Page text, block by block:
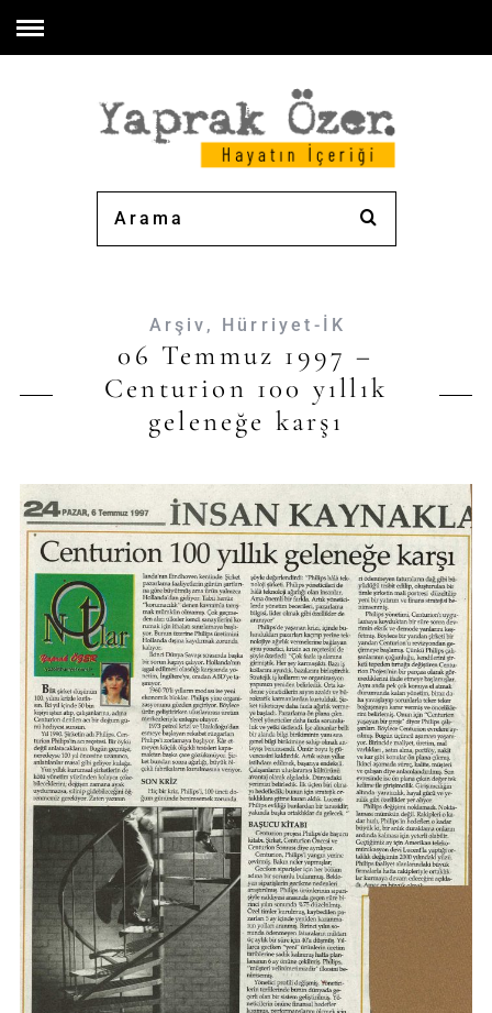
Arşiv , Hürriyet-İK
06 Temmuz 1997 –
Centurion 100 yıllık
geleneğe karşı